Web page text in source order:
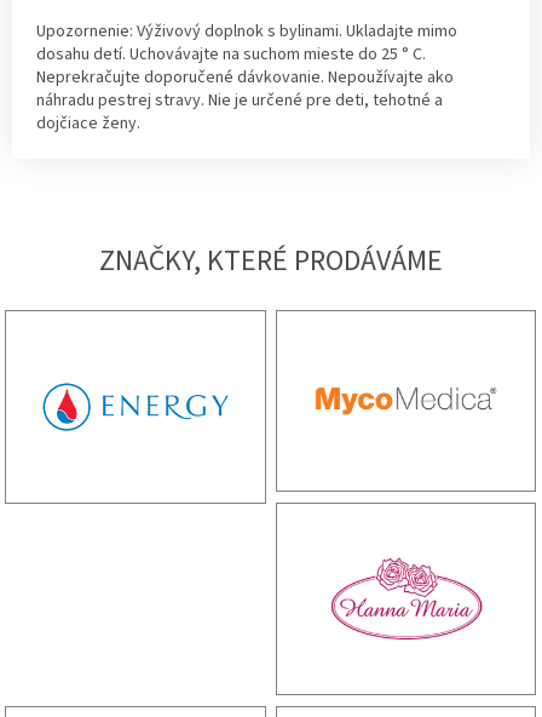
Upozornenie: Výživový doplnok s bylinami. Ukladajte mimo
dosahu detí. Uchovávajte na suchom mieste do 25 ° C.
Neprekračujte doporučené dávkovanie. Nepoužívajte ako
náhradu pestrej stravy. Nie je určené pre deti, tehotné a
dojčiace ženy.
ZNAČKY, KTERÉ PRODÁVÁME